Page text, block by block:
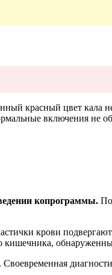
красный цвет кала
включения не
копрограммы.
крови
кишечника,
. Своевременная